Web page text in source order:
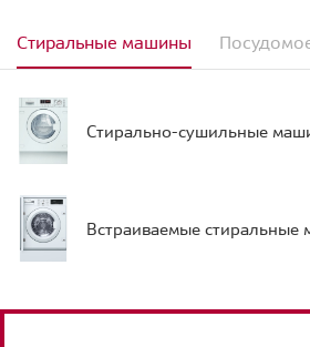
Стиральные машины
Стирально-сушильные
Встраиваемые